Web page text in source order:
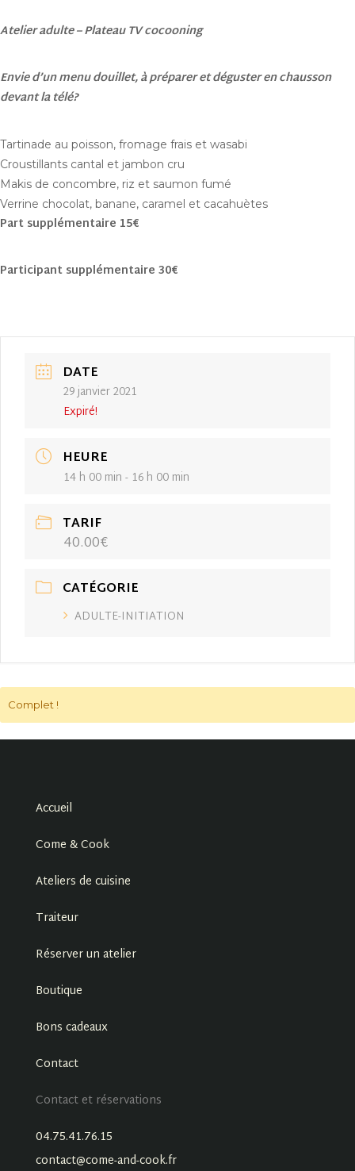
Atelier adulte – Plateau TV cocooning
Envie d’un menu douillet, à préparer et déguster en chausson
devant la télé?
Tartinade au poisson, fromage frais et wasabi
Croustillants cantal et jambon cru
Makis de concombre, riz et saumon fumé
Verrine chocolat, banane, caramel et cacahuètes
Part supplémentaire 15€
Participant supplémentaire 30€
DATE
29 janvier 2021
Expiré!
HEURE
14 h 00 min - 16 h 00 min
TARIF
40.00€
CATÉGORIE
ADULTE-INITIATION
Complet !
Accueil
Come & Cook
Ateliers de cuisine
Traiteur
Réserver un atelier
Boutique
Bons cadeaux
Contact
Contact et réservations
04.75.41.76.15
contact@come-and-cook.fr